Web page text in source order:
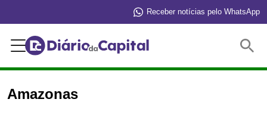
Receber notícias pelo WhatsApp
Amazonas